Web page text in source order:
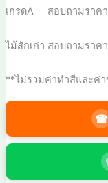
เกรดA สอบถามราคา
ไม้สักเก่า สอบถามราคา
**ไม่รวมค่าทำสีและค่
☎